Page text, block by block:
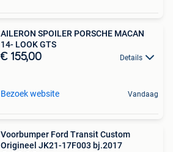
AILERON SPOILER PORSCHE MACAN
14- LOOK GTS
€ 155,00 Details
Bezoek website Vandaag
Voorbumper Ford Transit Custom
Origineel JK21-17F003 bj.2017